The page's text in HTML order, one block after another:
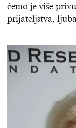
ćemo je više
prijateljstva,